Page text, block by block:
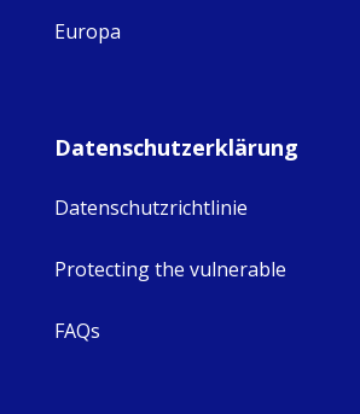
Europa
Datenschutzerklärung
Datenschutzrichtlinie
Protecting the vulnerable
FAQs